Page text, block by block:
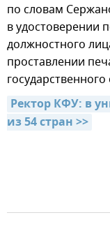
по словам
в удостоверении
должностного
проставлении
государственного
Ректор КФУ: в
из 54 стран >>